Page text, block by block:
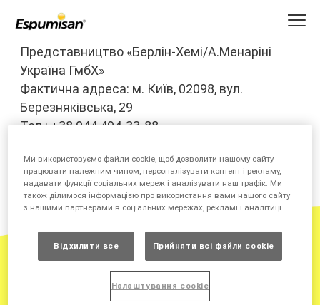
основного
Представництво «Берлін-Хемі/А.Менаріні
Україна ГмбХ»
Фактична адреса: м. Київ, 02098, вул.
Березняківська, 29
Тел.: +38 044 494-33-88
особливостей застосування) на лікарський засіб Еспумізан
від 30.11.2020 №2759. Діюча речовина: simethicone.
Ми використовуємо файли cookie, щоб дозволити нашому сайту
працювати належним чином, персоналізувати контент і рекламу,
надавати функції соціальних мереж і аналізувати наш трафік. Ми
також ділимося інформацією про використання вами нашого сайту
з нашими партнерами в соціальних мережах, рекламі і аналітиці.
Відхилити все Прийняти всі файли сookie
Налаштування cookie